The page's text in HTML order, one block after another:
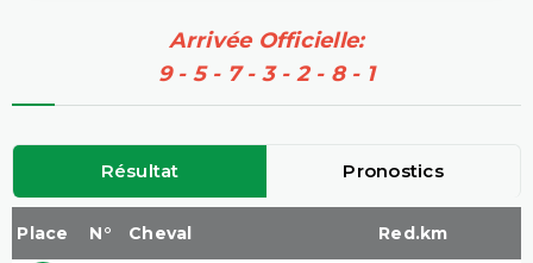
Arrivée Officielle:
9 - 5 - 7 - 3 - 2 - 8 - 1
Résultat Pronostics
Place N° Cheval Red.km